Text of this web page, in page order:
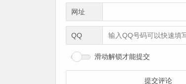
网址
QQ
滑动解锁才能提交